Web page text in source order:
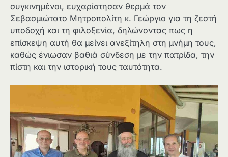
συγκινημένοι, ευχαρίστησαν θερμά τον
Σεβασμιώτατο Μητροπολίτη κ. Γεώργιο για τη ζεστή
υποδοχή και τη φιλοξενία, δηλώνοντας πως η
επίσκεψη αυτή θα μείνει ανεξίτηλη στη μνήμη τους,
καθώς ένιωσαν βαθιά σύνδεση με την πατρίδα, την
πίστη και την ιστορική τους ταυτότητα.